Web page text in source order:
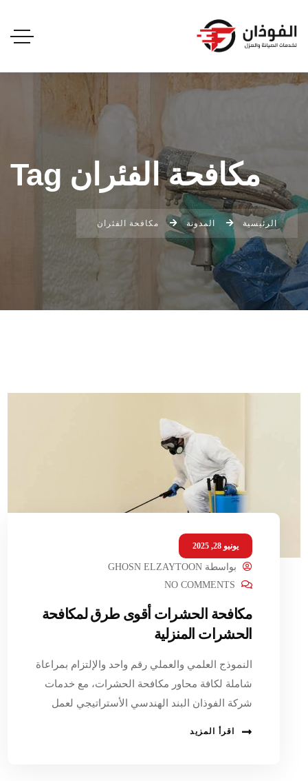
مكافحة الفئران Tag
الرئيسية المدونة مكافحة الفئران
يونيو 28, 2025
بواسطةGHOSN ELZAYTOON
NO COMMENTS
مكافحة الحشرات أقوى طرق لمكافحة
الحشرات المنزلية
النموذج العلمي والعملي رقم واحد والإلتزام بمراعاة
شاملة لكافة محاور مكافحة الحشرات، مع خدمات
شركة الفوذان البند الهندسي الأستراتيجي لعمل
اقرأ المزيد